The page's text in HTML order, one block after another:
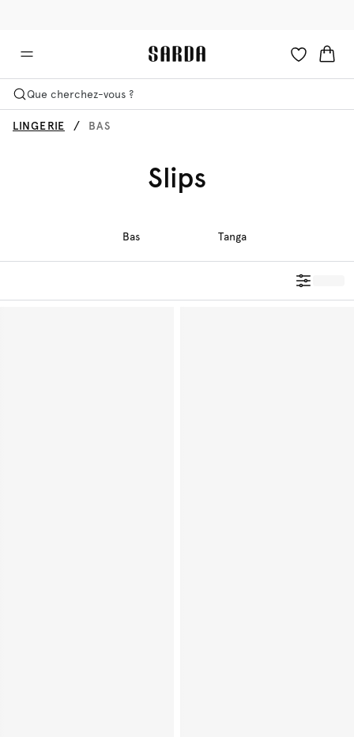
Que cherchez-vous ?
LINGERIE BAS
Slips
Bas Tanga